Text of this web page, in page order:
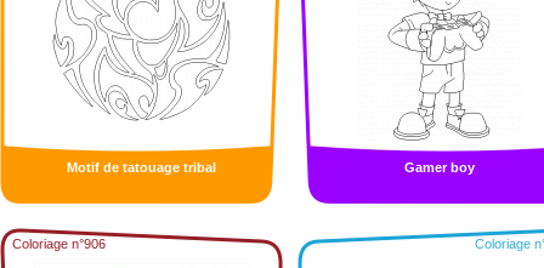
Motif de tatouage tribal Gamer boy
Coloriage n°906 Coloriage